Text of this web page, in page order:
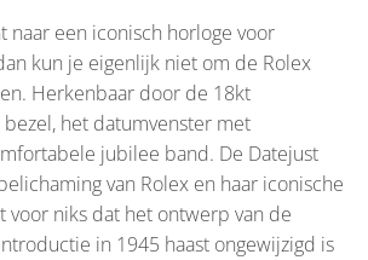
naar een iconisch horloge voor
kun je eigenlijk niet om de Rolex
Herkenbaar door de 18kt
het datumvenster met
jubilee band. De Datejust
van Rolex en haar iconische
voor niks dat het ontwerp van de
in 1945 haast ongewijzigd is